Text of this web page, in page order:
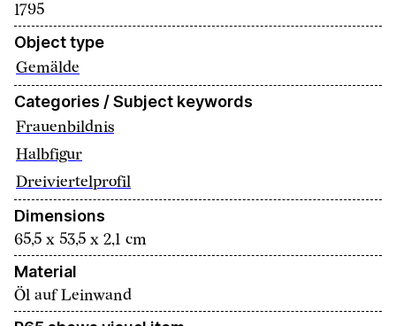
1795
Object type
Gemälde
Categories / Subject keywords
Frauenbildnis
Halbfigur
Dreiviertelprofil
Dimensions
65,5 x 53,5 x 2,1 cm
Material
Öl auf Leinwand